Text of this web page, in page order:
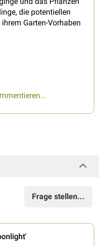
die potentiellen
Garten-Vorhaben
Frage stellen...